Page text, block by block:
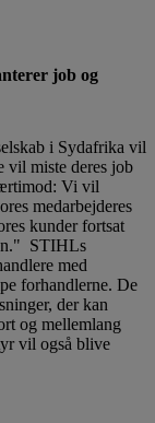
job og
i Sydafrika vil
vil miste deres job
Vi vil
medarbejderes
kunder fortsat
STIHLs
med
forhandlerne. De
der kan
og mellemlang
vil også blive